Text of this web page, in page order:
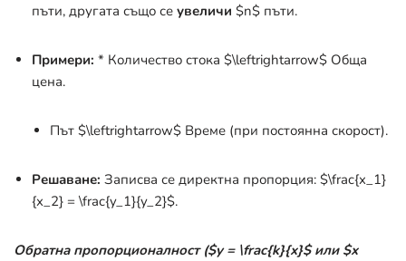
пъти, другата също се увеличи $n$ пъти.
Примери: * Количество стока $\leftrightarrow$ Обща
цена.
Път $\leftrightarrow$ Време (при постоянна скорост).
Решаване: Записва се директна пропорция: $\frac{x_1}
{x_2} = \frac{y_1}{y_2}$.
Обратна пропорционалност ($y = \frac{k}{x}$или $x